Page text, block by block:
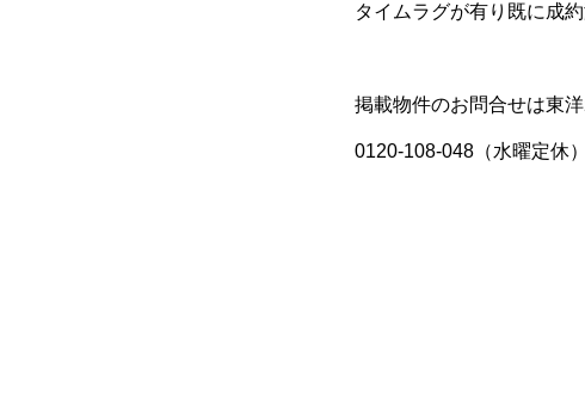
タイムラグが有り既に成
掲載物件のお問合せは東
0120-108-048（水曜定休